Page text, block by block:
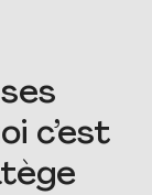
?
c’est